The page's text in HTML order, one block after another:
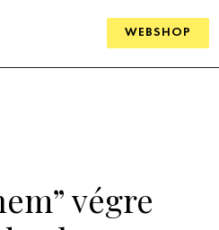
WEBSHOP
végre